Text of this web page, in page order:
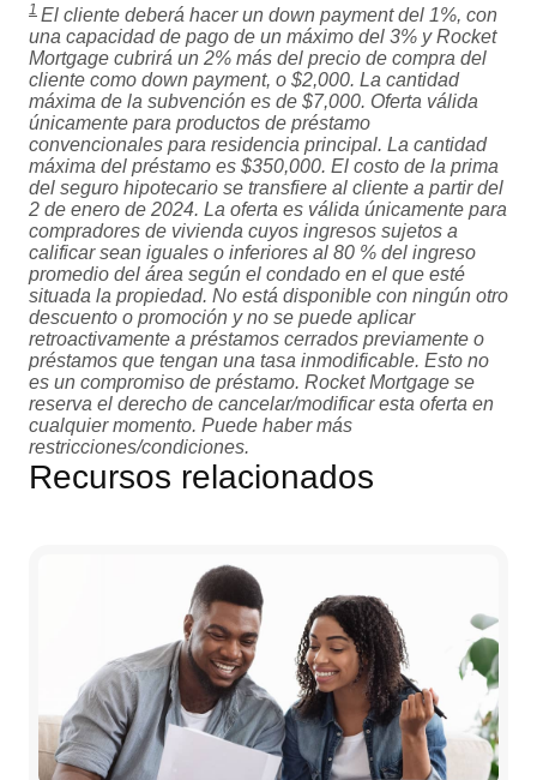
1 El cliente deberá hacer un down payment del 1%, con
una capacidad de pago de un máximo del 3% y Rocket
Mortgage cubrirá un 2% más del precio de compra del
cliente como down payment, o $2,000. La cantidad
máxima de la subvención es de $7,000. Oferta válida
únicamente para productos de préstamo
convencionales para residencia principal. La cantidad
máxima del préstamo es $350,000. El costo de la prima
del seguro hipotecario se transfiere al cliente a partir del
2 de enero de 2024. La oferta es válida únicamente para
compradores de vivienda cuyos ingresos sujetos a
calificar sean iguales o inferiores al 80 % del ingreso
promedio del área según el condado en el que esté
situada la propiedad. No está disponible con ningún otro
descuento o promoción y no se puede aplicar
retroactivamente a préstamos cerrados previamente o
préstamos que tengan una tasa inmodificable. Esto no
es un compromiso de préstamo. Rocket Mortgage se
reserva el derecho de cancelar/modificar esta oferta en
cualquier momento. Puede haber más
restricciones/condiciones.
Recursos relacionados